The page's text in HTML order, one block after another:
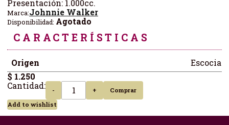
Presentación: 1.000cc.
Marca:Johnnie Walker
Disponibilidad: Agotado
CARACTERÍSTICAS
Origen
Escocia
$ 1.250
Cantidad:
- +
Comprar
Add to wishlist